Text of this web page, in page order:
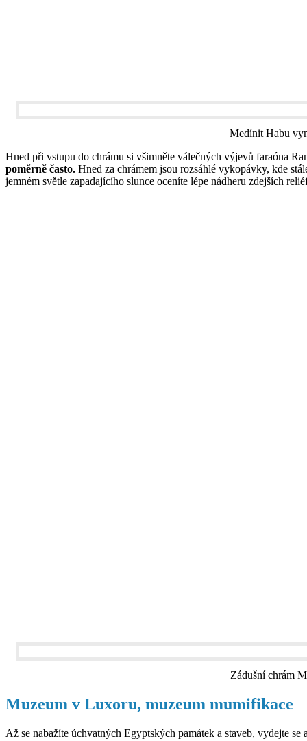
Medínit Habu
Hned při vstupu do chrámu si všimněte válečných výjevů faraóna
poměrně často. Hned za chrámem jsou rozsáhlé vykopávky, kde
jemném světle zapadajícího slunce oceníte lépe nádheru zdejších
Zádušní chrám
Muzeum v Luxoru, muzeum mumifikace
Až se nabažíte úchvatných Egyptských památek a staveb, vydejte